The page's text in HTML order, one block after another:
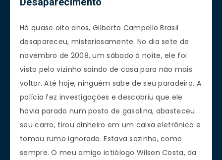
Há quase oito anos, Gilberto Campello Brasil
desapareceu, misteriosamente. No dia sete de
novembro de 2008, um sábado à noite, ele foi
visto pelo vizinho saindo de casa para não mais
voltar. Até hoje, ninguém sabe de seu paradeiro. A
polícia fez investigações e descobriu que ele
havia parado num posto de gasolina, abasteceu
seu carro, tirou dinheiro em um caixa eletrônico e
tomou rumo ignorado. Estava sozinho, como
sempre. O meu amigo ictiólogo Wilson Costa, da